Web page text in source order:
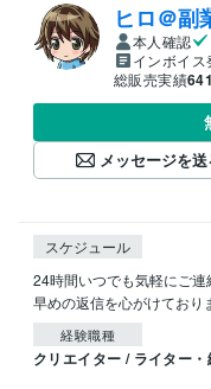
ヒロ＠副
本人確認
インボイ
総販売実績
メッセージを送
スケジュール
24時間いつでも気軽にご連
早めの返信を心がけており
経験職種
クリエイター / ライター・